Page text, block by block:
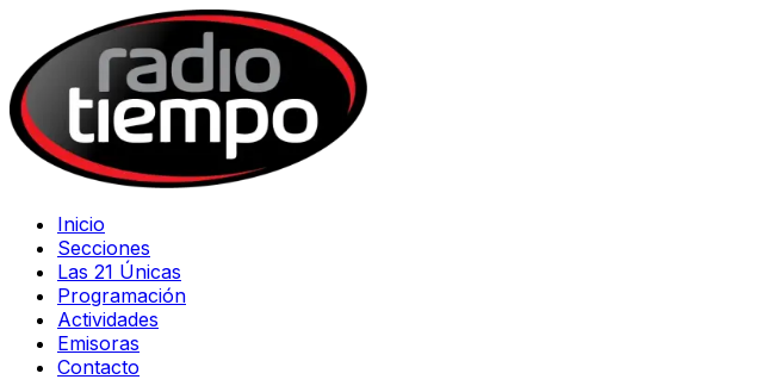
Inicio
Secciones
Las 21 Únicas
Programación
Actividades
Emisoras
Contacto